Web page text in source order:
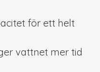
för ett helt
vattnet mer tid